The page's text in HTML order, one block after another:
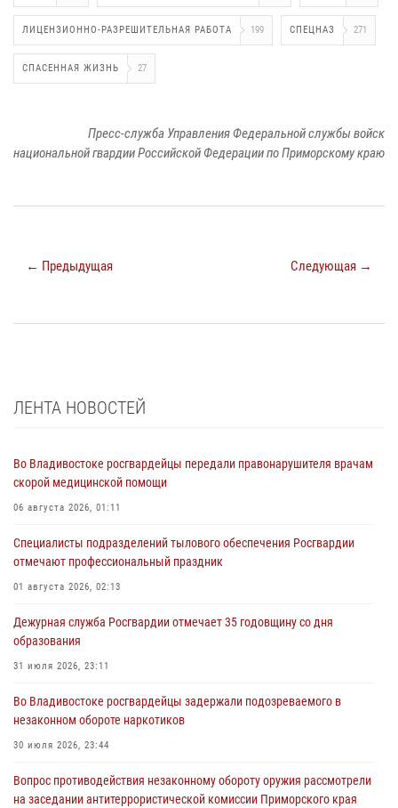
ЛИЦЕНЗИОННО-РАЗРЕШИТЕЛЬНАЯ РАБОТА 199 СПЕЦНАЗ 271
СПАСЕННАЯ ЖИЗНЬ 27
Пресс-служба Управления Федеральной службы войск
национальной гвардии Российской Федерации по Приморскому краю
← Предыдущая Следующая →
ЛЕНТА НОВОСТЕЙ
Во Владивостоке росгвардейцы передали правонарушителя врачам
скорой медицинской помощи
06 августа 2026, 01:11
Специалисты подразделений тылового обеспечения Росгвардии
отмечают профессиональный праздник
01 августа 2026, 02:13
Дежурная служба Росгвардии отмечает 35 годовщину со дня
образования
31 июля 2026, 23:11
Во Владивостоке росгвардейцы задержали подозреваемого в
незаконном обороте наркотиков
30 июля 2026, 23:44
Вопрос противодействия незаконному обороту оружия рассмотрели
на заседании антитеррористической комиссии Приморского края